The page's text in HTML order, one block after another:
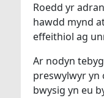
Roedd yr
hawdd mynd
effeithiol ag
Ar nodyn
preswylwyr yn
bwysig yn eu